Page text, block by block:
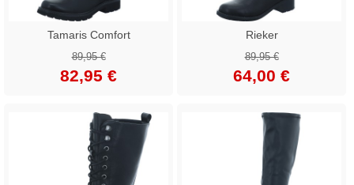
Tamaris Comfort
89,95 €
82,95 €
Rieker
89,95 €
64,00 €